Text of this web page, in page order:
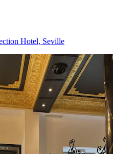
Hotel, Seville